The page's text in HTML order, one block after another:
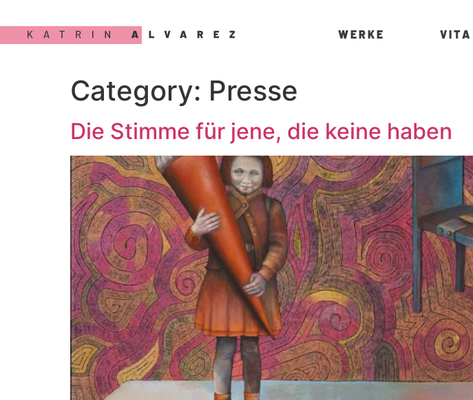
WERKE VITA
Category: Presse
Die Stimme für jene, die keine haben